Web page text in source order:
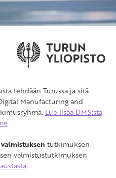
tehdään Turussa ja sitä
Manufacturing and
Lue lisää DMS:stä
tutkimuksen
valmistustutkimuksen